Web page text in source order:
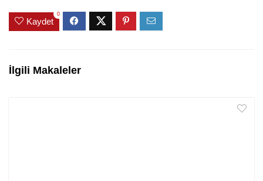
Kaydet
0
İlgili Makaleler